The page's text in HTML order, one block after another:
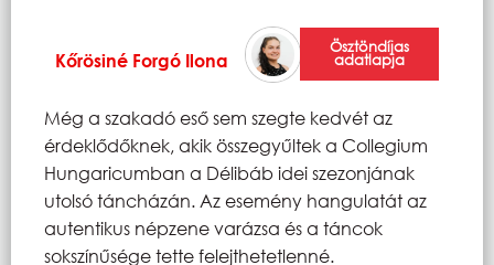
Kőrösiné Forgó Ilona
Ösztöndíjas
adatlapja
Még a szakadó eső sem szegte kedvét az
érdeklődőknek, akik összegyűltek a Collegium
Hungaricumban a Délibáb idei szezonjának
utolsó táncházán. Az esemény hangulatát az
autentikus népzene varázsa és a táncok
sokszínűsége tette felejthetetlenné.